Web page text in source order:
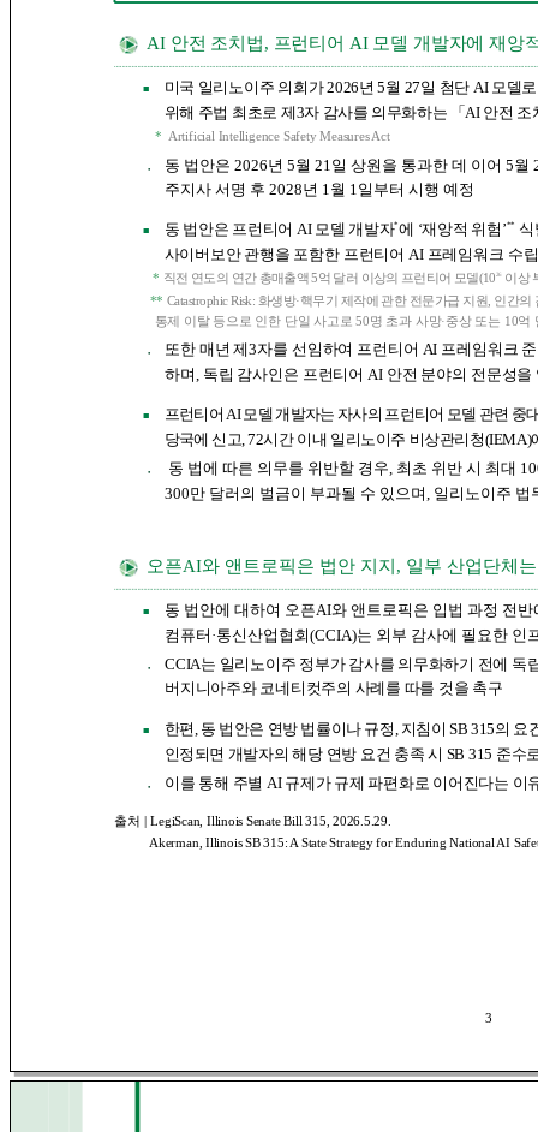
3
AI 안전 조치법, 프런티어 AI 모델 개발자에 재앙
■
미국 일리노이주 의회가 2026년 5월 27일 첨단 AI 모델
위해 주법 최초로 제3자 감사를 의무화하는 「AI 안전 조
* Artificial Intelligence Safety Measures Act
●
동 법안은 2026년 5월 21일 상원을 통과한 데 이어 5
주지사 서명 후 2028년 1월 1일부터 시행 예정
■ 동 법안은 프런티어 AI 모델 개발자*에 ‘재앙적 위험’**
식
사이버보안 관행을 포함한 프런티어 AI 프레임워크 수
* 직전 연도의 연간 총매출액 5억 달러 이상의 프런티어 모델(10 26
이상
**Catastrophic Risk: 화생방·핵무기 제작에 관한 전문가급 지원, 인간
통제 이탈 등으로 인한 단일 사고로 50명 초과 사망·중상 또는 10
●
또한 매년 제3자를 선임하여 프런티어 AI 프레임워크
하며, 독립 감사인은 프런티어 AI 안전 분야의 전문성
■
프런티어 AI 모델 개발자는 자사의 프런티어 모델 관련 중
당국에 신고,72시간 이내 일리노이주 비상관리청(IEMA)
●
동 법에 따른 의무를 위반할 경우, 최초 위반 시 최대
300만 달러의 벌금이 부과될 수 있으며, 일리노이주
오픈AI와 앤트로픽은 법안 지지, 일부 산업단체
■
동 법안에 대하여 오픈AI와 앤트로픽은 입법 과정 전
컴퓨터·통신산업협회(CCIA)는 외부 감사에 필요한 인
●
CCIA는 일리노이주 정부가 감사를 의무화하기 전에
버지니아주와 코네티컷주의 사례를 따를 것을 촉구
■
한편, 동 법안은 연방 법률이나 규정, 지침이 SB 315의
인정되면 개발자의 해당 연방 요건 충족 시 SB 315 준수
● 이를 통해 주별 AI 규제가 규제 파편화로 이어진다는
출처 | LegiScan, Illinois Senate Bill 315, 2026.5.29.
Akerman, Illinois SB 315: A State Strategy for Enduring National AI